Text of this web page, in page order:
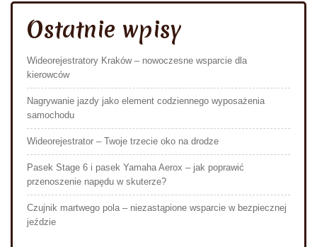
Ostatnie wpisy
Wideorejestratory Kraków – nowoczesne wsparcie dla
kierowców
Nagrywanie jazdy jako element codziennego wyposażenia
samochodu
Wideorejestrator – Twoje trzecie oko na drodze
Pasek Stage 6 i pasek Yamaha Aerox – jak poprawić
przenoszenie napędu w skuterze?
Czujnik martwego pola – niezastąpione wsparcie w bezpiecznej
jeździe